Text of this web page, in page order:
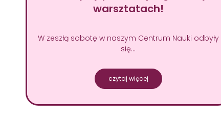
warsztatach!
W zeszłą sobotę w naszym Centrum Nauki odbyły
się…
czytaj więcej